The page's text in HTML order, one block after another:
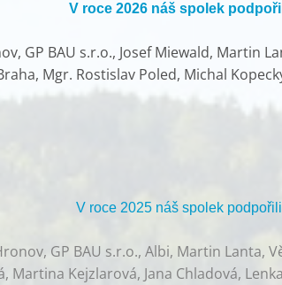
V roce 2026 náš spolek
GP BAU s.r.o., Josef Miewald, Martin
Mgr. Rostislav Poled, Michal
V roce 2025 náš spolek
GP BAU s.r.o., Albi, Martin Lanta,
Martina Kejzlarová, Jana Chladová,